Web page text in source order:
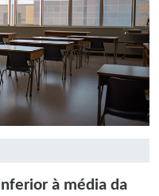
à média da